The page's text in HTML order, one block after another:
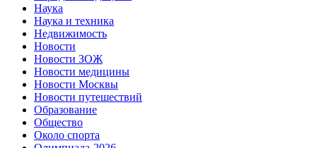
Наука
Наука и техника
Недвижимость
Новости
Новости ЗОЖ
Новости медицины
Новости Москвы
Новости путешествий
Образование
Общество
Около спорта